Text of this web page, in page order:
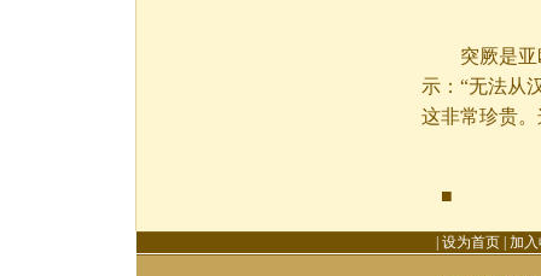
突厥是亚欧
示：“无法从
这非常珍贵
■
设为首页 加